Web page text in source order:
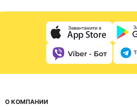
О КОМПАНИИ